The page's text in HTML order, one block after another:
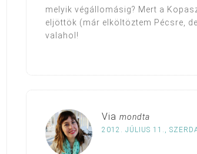
melyik végállomásig? Mert a
eljöttök (már elköltöztem Pécsre,
valahol!
Via mondta
2012. JÚLIUS 11.,